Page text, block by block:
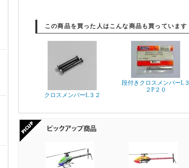
この商品を買った人はこんな商品も買っています
クロスメンバーL３２
段付きクロスメンバーL３
２P２０